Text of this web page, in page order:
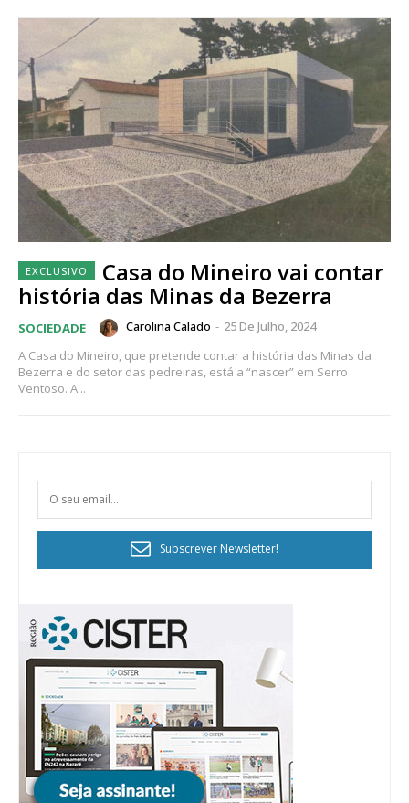
Casa do Mineiro vai contar
história das Minas da Bezerra
SOCIEDADE Carolina Calado - 25 De Julho, 2024
A Casa do Mineiro, que pretende contar a história das Minas da
Bezerra e do setor das pedreiras, está a “nascer” em Serro
Ventoso. A...
Subscrever Newsletter!